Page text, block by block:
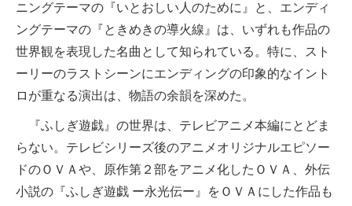
ニングテーマの『いとおしい人のために』と、エンディ
ングテーマの『ときめきの導火線』は、いずれも作品の
世界観を表現した名曲として知られている。特に、スト
ーリーのラストシーンにエンディングの印象的なイント
ロが重なる演出は、物語の余韻を深めた。
『ふしぎ遊戯』の世界は、テレビアニメ本編にとどま
らない。テレビシリーズ後のアニメオリジナルエピソー
ドのＯＶＡや、原作第２部をアニメ化したＯＶＡ、外伝
小説の『ふしぎ遊戯 ー永光伝ー』をＯＶＡにした作品も